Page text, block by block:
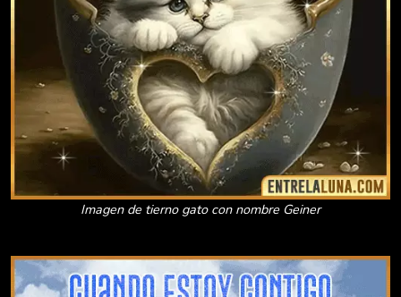
Imagen de tierno gato con nombre Geiner